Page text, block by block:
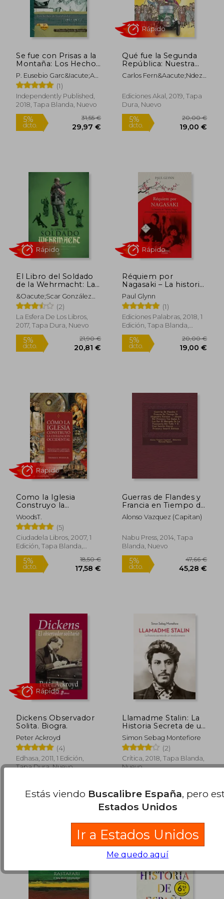
18,00 €
5%
dcto.
37,79 €
35,90 €
5%
dcto.
Se fue con Prisas a la
Montaña: Los Hechos
de Garabandal (1961-
1965)
P. Eusebio Garc&Iacute;A
De Pesquera (1)
Independently Published,
2018, Tapa Blanda, Nuevo
5%
dcto. 29,97 €
Qué fue la Segunda
República: Nuestra
Historia Explicada a
los Jóvenes: 14 (la
Carlos Fern&Aacute;Ndez
Ediciones Akal, 2019, Tapa
Dura, Nuevo
dcto.
Rápido
El Libro del Soldado
de la Wehrmacht: La
Historia, Armas y
Uniformes de los
Ejércitos de Hitler
&Oacute;Scar González
López; Pablo Sagarra
Renedo
(2)
La Esfera De Los Libros,
2017, Tapa Dura, Nuevo
Rápido
Réquiem por
Nagasaki – La historia
de Takashi Nagai,
converso y
superviviente a la
bomba atómica
Paul Glynn
(1)
Ediciones Palabras, 2018, 1
Edición, Tapa Blanda,
Nuevo
Rápido
Como la Iglesia
Construyo la
Civilizacion Occidental
WoodsT.
(5)
Ciudadela Libros, 2007, 1
Edición, Tapa Blanda,
Nuevo
Guerras de Flandes y
Francia en Tiempo de
Alejandro Farnese.
Ahora por Primera
Marqués de la
Fuensanta del Valle y
Rayon.
Alonso Vazquez (Capitan)
Nabu Press, 2014, Tapa
Blanda, Nuevo
Dickens Observador
Solita. Biogra.
Peter Ackroyd
(4)
Edhasa, 2011, 1 Edición,
Tapa Dura, Nuevo
Llamadme Stalin: La
Historia Secreta de un
Revolucionario
Simon Sebag Montefiore
(2)
Crítica, 2018, Tapa Blanda,
Nuevo
Estás viendo Buscalibre España, pero
Estados Unidos
Ir a Estados Unidos
Me quedo aquí